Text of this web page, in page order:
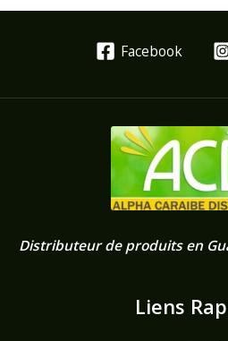
Facebook
Distributeur de produits en
Liens